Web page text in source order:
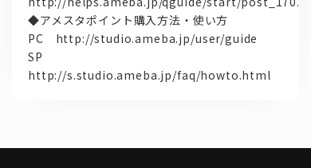
◆アメスタポイント購入方法・使い方
PC http://studio.ameba.jp/user/guide
SP
http://s.studio.ameba.jp/faq/howto.html